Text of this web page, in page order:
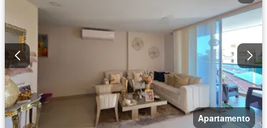
Apartamento